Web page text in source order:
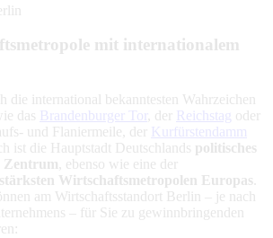
mit internationalem
die international bekanntesten Wahrzeichen
das Brandenburger Tor , der Reichstag oder
und Flaniermeile, der
Kurfürstendamm
ist die Hauptstadt Deutschlands politisches
Zentrum , ebenso wie eine der
Wirtschaftsmetropolen Europas
am Wirtschaftsstandort Berlin – je nach
– für Sie zu gewinnbringenden